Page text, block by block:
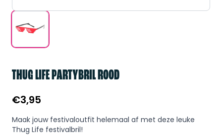
THUG LIFE PARTYBRIL ROOD
€3,95
Maak jouw festivaloutfit helemaal af met deze leuke
Thug Life festivalbril!